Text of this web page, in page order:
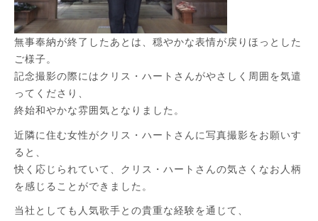
無事奉納が終了したあとは、穏やかな表情が戻りほっとした
ご様子。
記念撮影の際にはクリス・ハートさんがやさしく周囲を気遣
ってくださり、
終始和やかな雰囲気となりました。
近隣に住む女性がクリス・ハートさんに写真撮影をお願いす
ると、
快く応じられていて、クリス・ハートさんの気さくなお人柄
を感じることができました。
当社としても人気歌手との貴重な経験を通じて、